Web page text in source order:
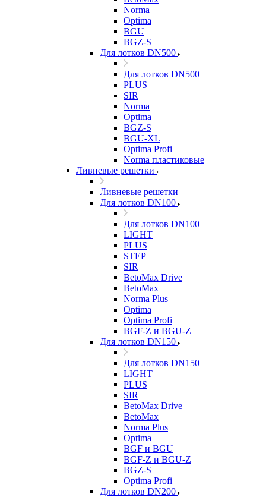
Norma
Optima
BGU
BGZ-S
Для лотков DN500
Для лотков DN500
PLUS
SIR
Norma
Optima
BGZ-S
BGU-XL
Optima Profi
Norma пластиковые
Ливневые решетки
Ливневые решетки
Для лотков DN100
Для лотков DN100
LIGHT
PLUS
STEP
SIR
BetoMax Drive
BetoMax
Norma Plus
Optima
Optima Profi
BGF-Z и BGU-Z
Для лотков DN150
Для лотков DN150
LIGHT
PLUS
SIR
BetoMax Drive
BetoMax
Norma Plus
Optima
BGF и BGU
BGF-Z и BGU-Z
BGZ-S
Optima Profi
Для лотков DN200